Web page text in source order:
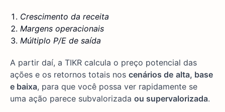
Crescimento da receita
Margens operacionais
Múltiplo P/E de saída
A partir daí, a TIKR calcula o preço potencial das
ações e os retornos totais nos cenários de alta, base
e baixa, para que você possa ver rapidamente se
uma ação parece subvalorizada ou supervalorizada.